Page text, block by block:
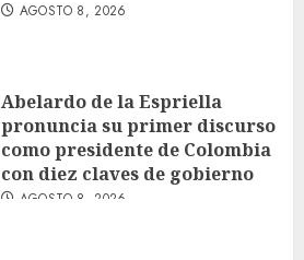
AGOSTO 8, 2026
Abelardo de la Espriella
pronuncia su primer discurso
como presidente de Colombia
con diez claves de gobierno
AGOSTO 8, 2026